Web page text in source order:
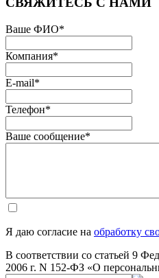
Ваше ФИО*
Компания*
E-mail*
Телефон*
Ваше сообщение*
Я даю согласие на обработку
В соответствии со статьей 9
2006 г. N 152-ФЗ «О